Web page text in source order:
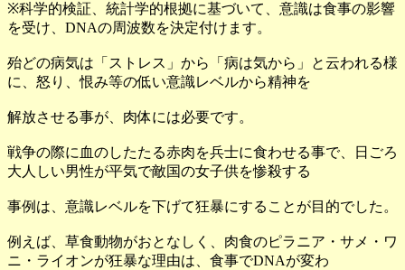
※科学的検証、統計学的根拠に基づいて、意識は食事の影響
を受け、DNAの周波数を決定付けます。
殆どの病気は「ストレス」から「病は気から」と云われる様
に、怒り、恨み等の低い意識レベルから精神を
解放させる事が、肉体には必要です。
戦争の際に血のしたたる赤肉を兵士に食わせる事で、日ごろ
大人しい男性が平気で敵国の女子供を惨殺する
事例は、意識レベルを下げて狂暴にすることが目的でした。
例えば、草食動物がおとなしく、肉食のピラニア・サメ・ワ
ニ・ライオンが狂暴な理由は、食事でDNAが変わ